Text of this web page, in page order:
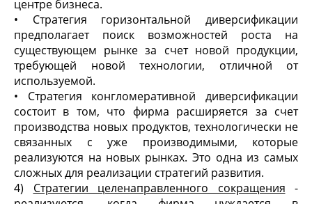
центре бизнеса.
• Стратегия горизонтальной диверсификации
предполагает поиск возможностей роста на
существующем рынке за счет новой продукции,
требующей новой технологии, отличной от
используемой.
• Стратегия конгломеративной диверсификации
состоит в том, что фирма расширяется за счет
производства новых продуктов, технологически не
связанных с уже производимыми, которые
реализуются на новых рынках. Это одна из самых
сложных для реализации стратегий развития.
4) Стратегии целенаправленного сокращения -